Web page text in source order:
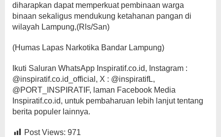
diharapkan dapat memperkuat pembinaan warga
binaan sekaligus mendukung ketahanan pangan di
wilayah Lampung,(Rls/San)
(Humas Lapas Narkotika Bandar Lampung)
Ikuti Saluran WhatsApp Inspiratif.co.id, Instagram :
@inspiratif.co.id_official, X : @inspiratifL,
@PORT_INSPIRATIF, laman Facebook Media
Inspiratif.co.id, untuk pembaharuan lebih lanjut tentang
berita populer lainnya.
Post Views: 971